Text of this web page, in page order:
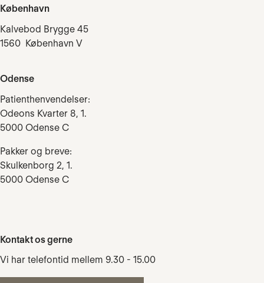
København
Kalvebod Brygge 45
1560 København V
Odense
Patienthenvendelser:
Odeons Kvarter 8, 1.
5000 Odense C
Pakker og breve:
Skulkenborg 2, 1.
5000 Odense C
Kontakt os gerne
Vi har telefontid mellem 9.30 - 15.00